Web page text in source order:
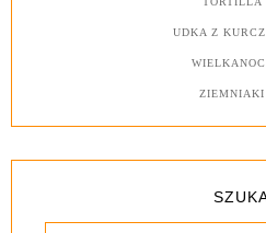
UDKA Z
WIELKANOC
ZIEMNIAKI